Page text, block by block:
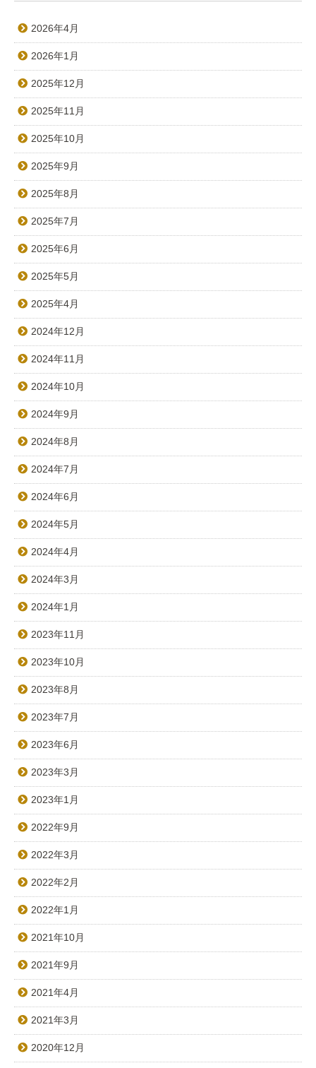
2026年4月
2026年1月
2025年12月
2025年11月
2025年10月
2025年9月
2025年8月
2025年7月
2025年6月
2025年5月
2025年4月
2024年12月
2024年11月
2024年10月
2024年9月
2024年8月
2024年7月
2024年6月
2024年5月
2024年4月
2024年3月
2024年1月
2023年11月
2023年10月
2023年8月
2023年7月
2023年6月
2023年3月
2023年1月
2022年9月
2022年3月
2022年2月
2022年1月
2021年10月
2021年9月
2021年4月
2021年3月
2020年12月